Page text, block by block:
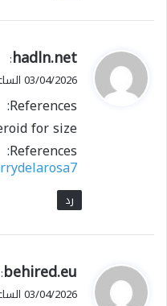
ي
ق
ل
hadln.net
:
03/04/2026 الساعة 18:47
References:
for size
References:
رد
ي
ق
behired.eu
:
03/04/2026 الساعة 19:22